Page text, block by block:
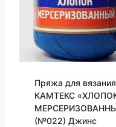
Пряжа для вязания
КАМТЕКС
(№022) Джинс